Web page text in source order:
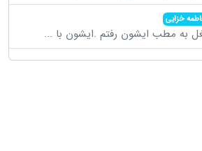
خزایی
به مطب ایشون رفتم .ایشون با ...